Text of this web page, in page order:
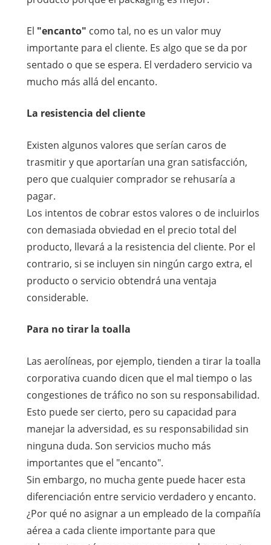
El "encanto" como tal, no es un valor muy
importante para el cliente. Es algo que se da por
sentado o que se espera. El verdadero servicio va
mucho más allá del encanto.
La resistencia del cliente
Existen algunos valores que serían caros de
trasmitir y que aportarían una gran satisfacción,
pero que cualquier comprador se rehusaría a
pagar.
Los intentos de cobrar estos valores o de incluirlos
con demasiada obviedad en el precio total del
producto, llevará a la resistencia del cliente. Por el
contrario, si se incluyen sin ningún cargo extra, el
producto o servicio obtendrá una ventaja
considerable.
Para no tirar la toalla
Las aerolíneas, por ejemplo, tienden a tirar la toalla
corporativa cuando dicen que el mal tiempo o las
congestiones de tráfico no son su responsabilidad.
Esto puede ser cierto, pero su capacidad para
manejar la adversidad, es su responsabilidad sin
ninguna duda. Son servicios mucho más
importantes que el "encanto".
Sin embargo, no mucha gente puede hacer esta
diferenciación entre servicio verdadero y encanto.
¿Por qué no asignar a un empleado de la compañía
aérea a cada cliente importante para que